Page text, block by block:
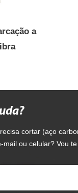
a
cortar (aço
ou celular? Vou